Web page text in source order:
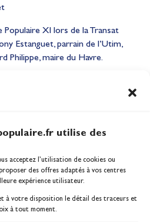
utilise des
acceptez l’utilisation de cookies ou
des offres adaptés à vos centres
expérience utilisateur.
à votre disposition le détail des traceurs et
à tout moment.
Populaire XI lors de la Transat
Estanguet, parrain de l’Utim,
Philippe, maire du Havre.
plan d'eau des
2028
média